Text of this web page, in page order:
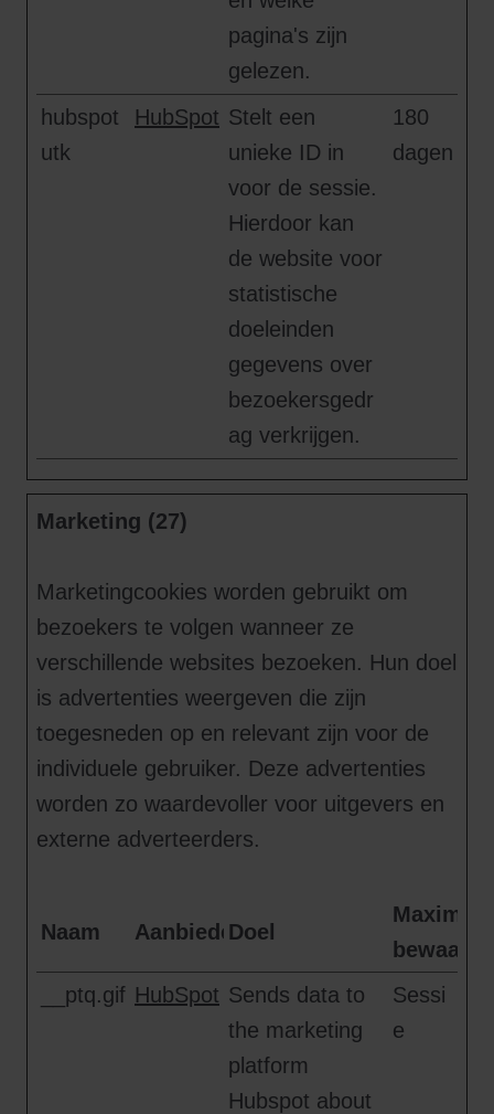
pagina's zijn
gelezen.
hubspot
utk
HubSpot Stelt een
unieke ID in
voor de sessie.
Hierdoor kan
de website voor
statistische
doeleinden
gegevens over
bezoekersgedr
ag verkrijgen.
180
dagen
Marketing (27)
Marketingcookies worden gebruikt om
bezoekers te volgen wanneer ze
verschillende websites bezoeken. Hun doel
is advertenties weergeven die zijn
toegesneden op en relevant zijn voor de
individuele gebruiker. Deze advertenties
worden zo waardevoller voor uitgevers en
externe adverteerders.
Naam AanbiederDoel
Maximale
__ptq.gif HubSpot Sends data to
the marketing
platform
Hubspot about
Sessi
e